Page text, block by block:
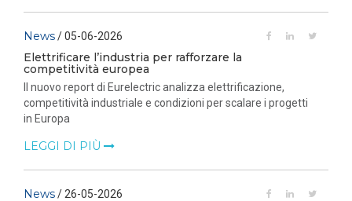
News/ 05-06-2026
Elettrificare l’industria per rafforzare la
competitività europea
Il nuovo report di Eurelectric analizza elettrificazione,
competitività industriale e condizioni per scalare i progetti
in Europa
LEGGI DI PIÙ
News/ 26-05-2026